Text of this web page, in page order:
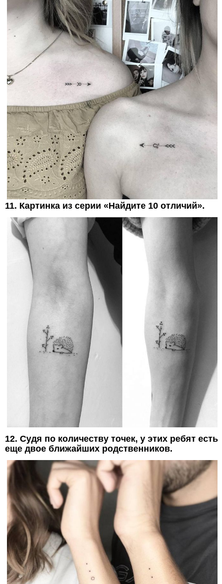
11. Картинка из серии «Найдите 10 отличий».
12. Судя по количеству точек, у этих ребят есть
еще двое ближайших родственников.